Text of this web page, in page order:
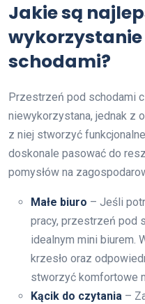
Jakie są
schodami?
Przestrzeń pod schodami
niewykorzystana, jednak z
z niej stworzyć
doskonale pasować do
pomysłów na
Małe biuro – Jeśli
pracy, przestrzeń pod
idealnym mini biurem.
krzesło oraz
stworzyć komfortowe
Kącik do czytania –